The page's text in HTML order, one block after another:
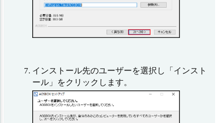
インストール先のユーザーを選択し「インスト
ール」をクリックします。